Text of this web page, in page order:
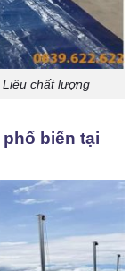
chất lượng
biến tại